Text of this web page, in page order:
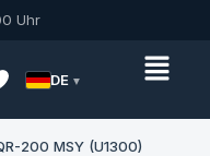
Uhr
DE
200 MSY (U1300)